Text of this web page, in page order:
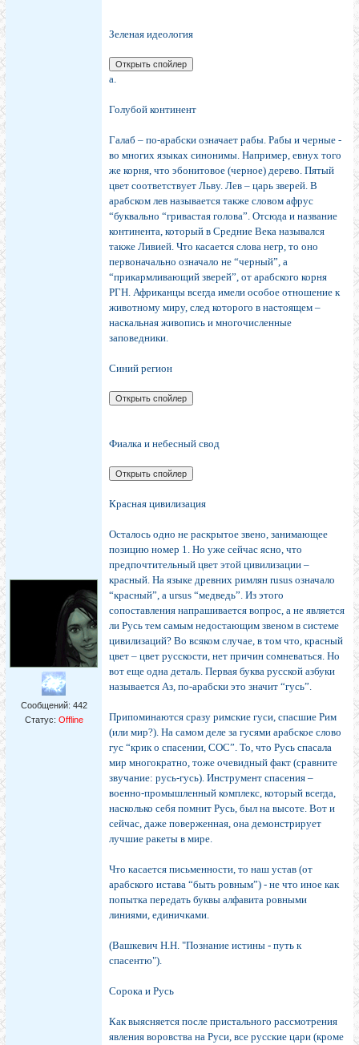
Сообщений: 442
Статус: Offline
Зеленая идеология
а.
Голубой континент
Галаб – по-арабски означает рабы. Рабы и черные -
во многих языках синонимы. Например, евнух того
же корня, что эбонитовое (черное) дерево. Пятый
цвет соответствует Льву. Лев – царь зверей. В
арабском лев называется также словом афрус
“буквально “гривастая голова”. Отсюда и название
континента, который в Средние Века назывался
также Ливией. Что касается слова негр, то оно
первоначально означало не “черный”, а
“прикармливающий зверей”, от арабского корня
РГН. Африканцы всегда имели особое отношение к
животному миру, след которого в настоящем –
наскальная живопись и многочисленные
заповедники.
Синий регион
Фиалка и небесный свод
Красная цивилизация
Осталось одно не раскрытое звено, занимающее
позицию номер 1. Но уже сейчас ясно, что
предпочтительный цвет этой цивилизации –
красный. На языке древних римлян rusus означало
“красный”, а ursus “медведь”. Из этого
сопоставления напрашивается вопрос, а не является
ли Русь тем самым недостающим звеном в системе
цивилизаций? Во всяком случае, в том что, красный
цвет – цвет русскости, нет причин сомневаться. Но
вот еще одна деталь. Первая буква русской азбуки
называется Аз, по-арабски это значит “гусь”.
Припоминаются сразу римские гуси, спасшие Рим
(или мир?). На самом деле за гусями арабское слово
гус “крик о спасении, СОС”. То, что Русь спасала
мир многократно, тоже очевидный факт (сравните
звучание: русь-гусь). Инструмент спасения –
военно-промышленный комплекс, который всегда,
насколько себя помнит Русь, был на высоте. Вот и
сейчас, даже поверженная, она демонстрирует
лучшие ракеты в мире.
Что касается письменности, то наш устав (от
арабского истава “быть ровным”) - не что иное как
попытка передать буквы алфавита ровными
линиями, единичками.
(Вашкевич Н.Н. "Познание истины - путь к
спасентю").
Сорока и Русь
Как выясняется после пристального рассмотрения
явления воровства на Руси, все русские цари (кроме